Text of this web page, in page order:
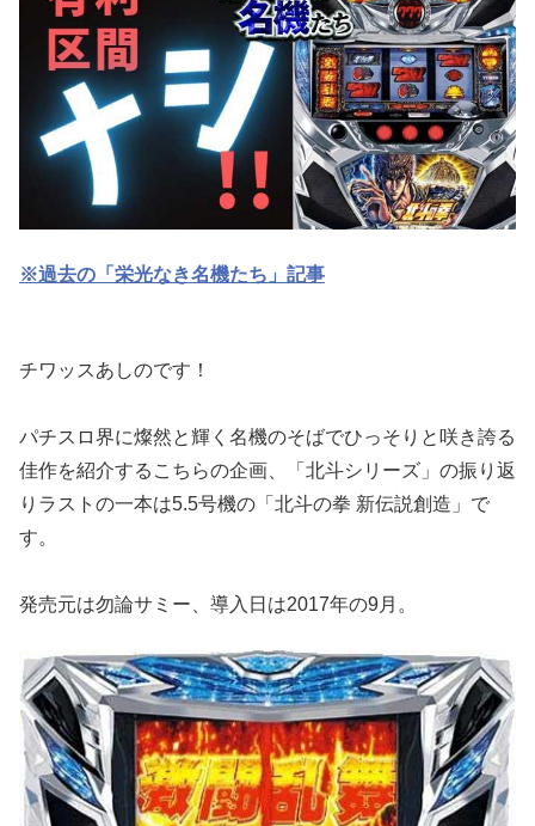
※過去の「栄光なき名機たち」記事
チワッスあしのです！
パチスロ界に燦然と輝く名機のそばでひっそりと咲き誇る
佳作を紹介するこちらの企画、「北斗シリーズ」の振り返
りラストの一本は5.5号機の「北斗の拳 新伝説創造」で
す。
発売元は勿論サミー、導入日は2017年の9月。